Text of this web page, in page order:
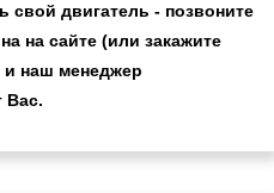
свой двигатель - позвоните
на сайте (или закажите
и наш менеджер
Вас.